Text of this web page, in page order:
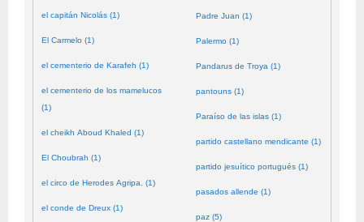
el capitán Nicolás (1)
El Carmelo (1)
el cementerio de Karafeh (1)
el cementerio de los mamelucos
(1)
el cheikh Aboud Khaled (1)
El Choubrah (1)
el circo de Herodes Agripa. (1)
el conde de Dreux (1)
Padre Juan (1)
Palermo (1)
Pandarus de Troya (1)
pantouns (1)
Paraíso de las islas (1)
partido castellano mendicante (1)
partido jesuítico portugués (1)
pasados allende (1)
paz (5)